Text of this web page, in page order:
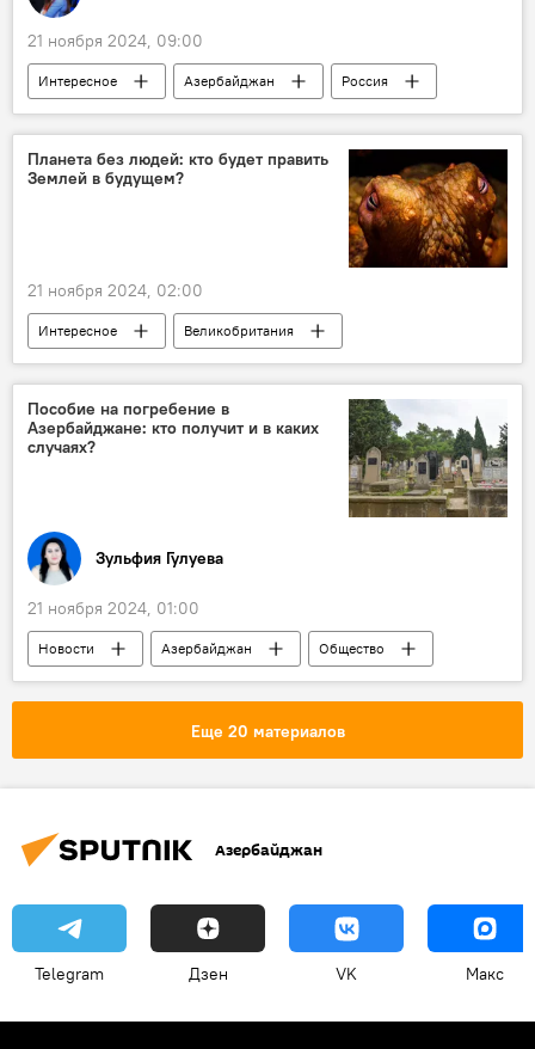
21 ноября 2024, 09:00
Интересное Азербайджан
Россия
История
США
Грузия
Баку-Тбилиси-Карс (БТК)
Гейдар Алиев
Великобритания
СССР
Кинематограф
Афганистан
Воздушный шар
Справка
События и даты
Какой сегодня праздник
Кто сегодня родился
Планета без людей: кто будет править
Землей в будущем?
21 ноября 2024, 02:00
Интересное
Великобритания
Исследование
Наука
зоология
Человек
Океан цивилизация
Пособие на погребение в
Азербайджане: кто получит и в каких
случаях?
Зульфия Гулуева
21 ноября 2024, 01:00
Новости Азербайджан
Общество
Кладбище
Погребение
Пособие
пенсия по возрасту
Еще 20 материалов
Азербайджан
Telegram Дзен VK Макс